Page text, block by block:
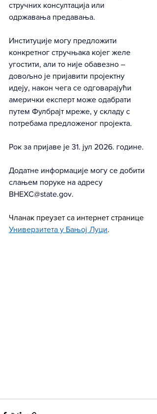
стручних консултација или
одржавања предавања.
Институције могу предложити
конкретног стручњака којег желе
угостити, али то није обавезно –
довољно је пријавити пројектну
идеју, након чега се одговарајући
амерички експерт може одабрати
путем Фулбрајт мреже, у складу с
потребама предложеног пројекта.
Рок за пријаве је 31. јул 2026. године.
Додатне информације могу се добити
слањем поруке на адресу
BHEXC@state.gov.
Чланак преузет са интернет странице
Универзитета у Бањој Луци.